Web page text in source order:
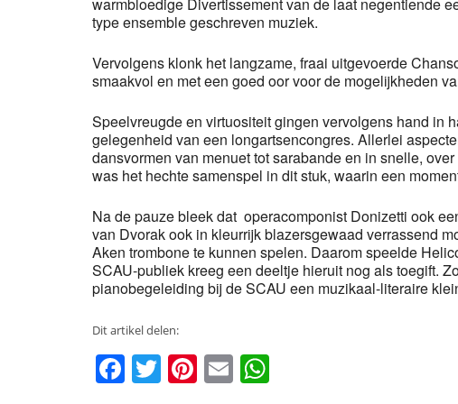
type ensemble geschreven muziek.
Vervolgens klonk het langzame, fraai uitgevoerde
smaakvol en met een goed oor voor de mogelijkheden
Speelvreugde en virtuositeit gingen vervolgens hand in
gelegenheid van een longartsencongres. Allerlei
dansvormen van menuet tot sarabande en in snelle,
was het hechte samenspel in dit stuk, waarin een
Na de pauze bleek dat operacomponist Donizetti ook
van Dvorak ook in kleurrijk blazersgewaad verrassend
Aken trombone te kunnen spelen. Daarom speelde
SCAU-publiek kreeg een deeltje hieruit nog als toegift.
pianobegeleiding bij de SCAU een muzikaal-literaire
Dit artikel delen:
Facebook
Twitter
Pinterest
Email